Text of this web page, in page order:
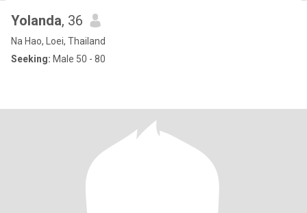
Yolanda, 36
Na Hao, Loei, Thailand
Seeking: Male 50 - 80